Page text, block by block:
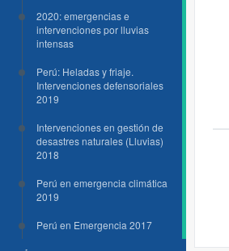
2020: emergencias e
intervenciones por lluvias
intensas
Perú: Heladas y friaje.
Intervenciones defensoriales
2019
Intervenciones en gestión de
desastres naturales (Lluvias)
2018
Perú en emergencia climática
2019
Perú en Emergencia 2017